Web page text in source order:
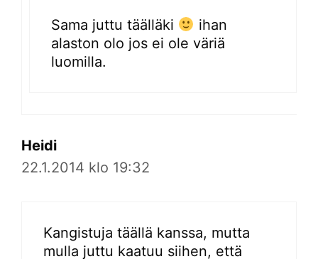
Sama juttu täälläki
ihan
alaston olo jos ei ole väriä
luomilla.
Heidi
22.1.2014 klo 19:32
Kangistuja täällä kanssa, mutta
mulla juttu kaatuu siihen, että